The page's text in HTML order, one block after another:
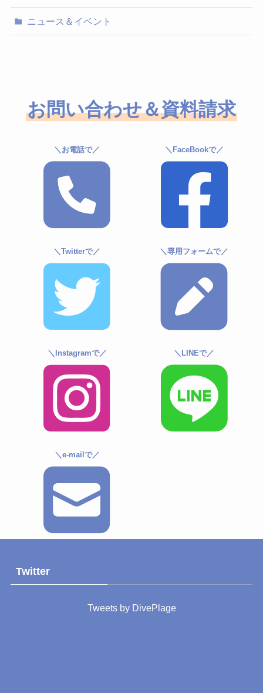
ニュース＆イベント
お問い合わせ＆資料請求
＼お電話で／ ＼FaceBookで／
＼Twitterで／ ＼専用フォームで／
＼Instagramで／ ＼LINEで／
＼e-mailで／
Twitter
Tweets by DivePlage